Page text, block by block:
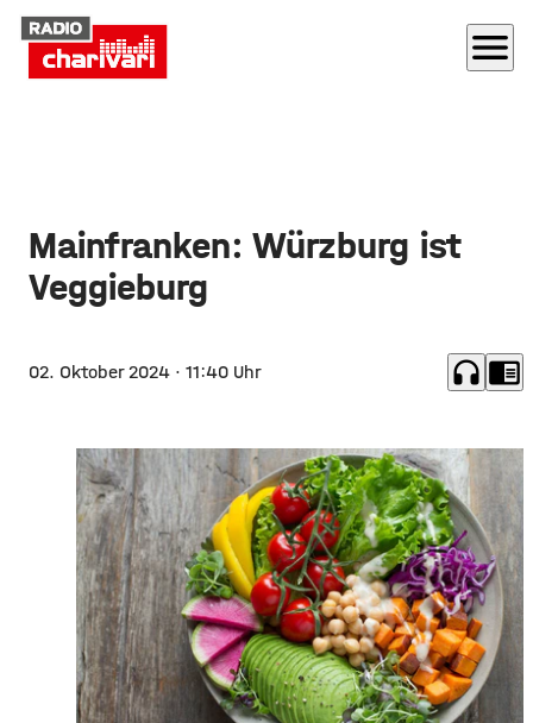
menu
Mainfranken: Würzburg ist
Veggieburg
02. Oktober 2024 · 11:40 Uhr headphones chrome_reader_mode